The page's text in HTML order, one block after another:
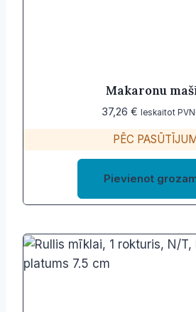
Makaronu
37,26 € Ieskaitot
PĒC
Pievienot